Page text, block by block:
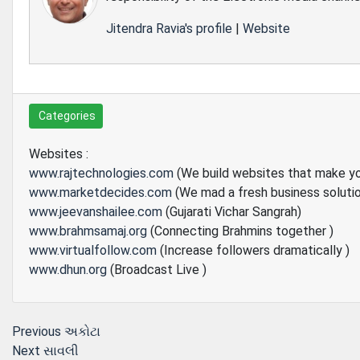
Jitendra Ravia's profile | Website
Categories
Websites :
www.rajtechnologies.com (We build websites that make
www.marketdecides.com (We mad a fresh business
www.jeevanshailee.com (Gujarati Vichar Sangrah)
www.brahmsamaj.org (Connecting Brahmins together )
www.virtualfollow.com (Increase followers dramatically )
www.dhun.org (Broadcast Live )
Post
Previous Previous
post:
અકોટા
Next Next
સાવલી